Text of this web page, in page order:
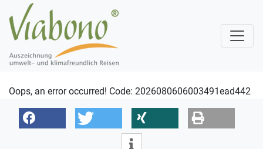
Oops, an error occurred! Code: 2026080606003491ead442